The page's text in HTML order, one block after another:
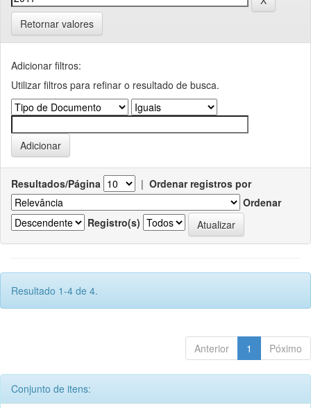
Retornar valores
Adicionar filtros:
Utilizar filtros para refinar o resultado de busca.
Resultados/Página | Ordenar registros por
Ordenar
Registro(s)
Resultado 1-4 de 4.
Anterior 1 Póximo
Conjunto de itens: